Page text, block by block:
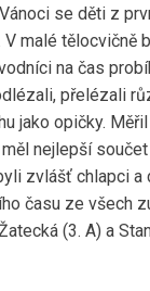
se děti z
V malé tělocvičně
na čas
přelézali
jako opičky.
nejlepší
zvlášť chlapci a
času ze všech
(3. A) a